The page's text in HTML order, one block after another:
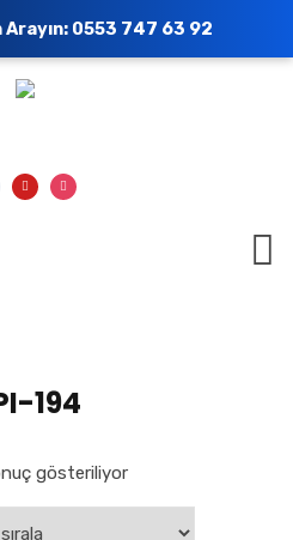
194
gösteriliyor
Arayın: 0553 747 63 92